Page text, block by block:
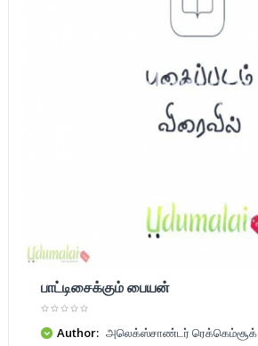
பாட்டிசைக்கும் பையன்
Author: அலெக்ஸ்சாண்டர் ரெக்கெம்சூக்